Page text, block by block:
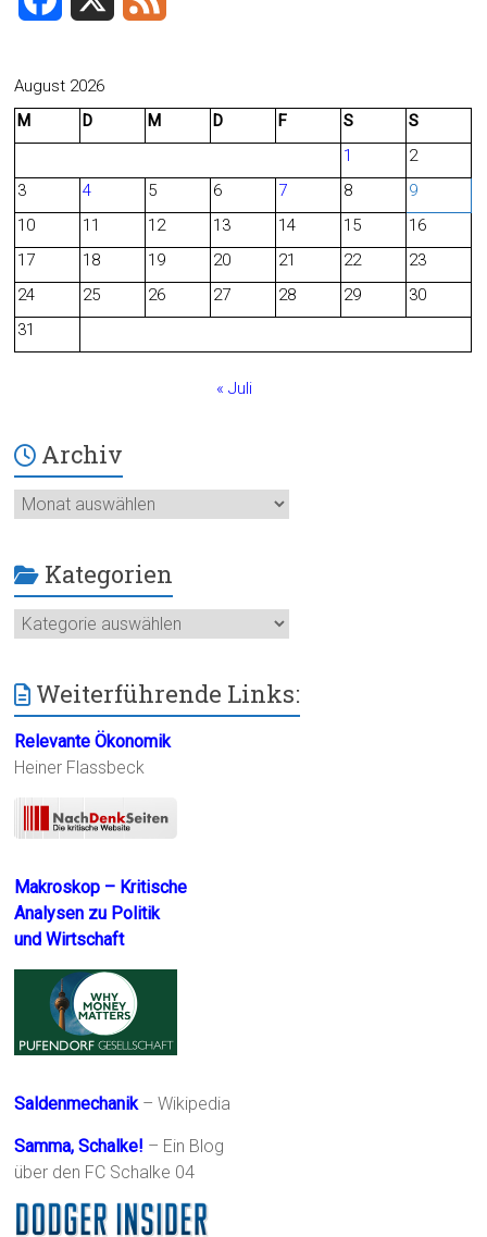
c
b
o
August 2026
M
D M D F S
S
1
2
3
4 5 6 7 8
9
10
11 12 13 14 15
16
17
18 19 20 21 22
23
24
25 26 27 28 29
30
31
« Juli
Archiv
Archiv
Kategorien
Kategorien
Weiterführende Links:
Relevante Ökonomik
Heiner Flassbeck
Makroskop – Kritische
Analysen zu Politik
und Wirtschaft
Saldenmechanik– Wikipedia
Samma, Schalke! – Ein Blog
über den FC Schalke 04